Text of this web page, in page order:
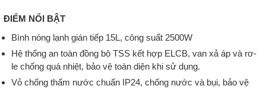
ĐIỂM NỔI BẬT
Bình nóng lạnh gián tiếp 15L, công suất 2500W
Hệ thống an toàn đồng bộ TSS kết hợp ELCB, van xả áp và rơ-
le chống quá nhiệt, bảo vệ toàn diện khi sử dụng.
Vỏ chống thấm nước chuẩn IP24, chống nước và bụi, bảo vệ